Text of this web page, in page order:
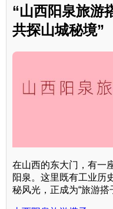
“山西阳泉旅游
共探山城秘境”
在山西的东大门，有一
阳泉。这里既有工业历
秘风光，正成为“旅游搭